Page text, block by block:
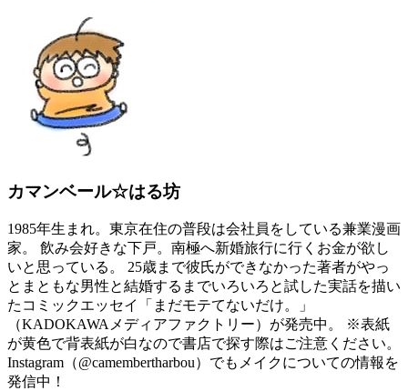
カマンベール☆はる坊
1985年生まれ。東京在住の普段は会社員をしている兼業漫画
家。 飲み会好きな下戸。南極へ新婚旅行に行くお金が欲し
いと思っている。 25歳まで彼氏ができなかった著者がやっ
とまともな男性と結婚するまでいろいろと試した実話を描い
たコミックエッセイ「まだモテてないだけ。」
（KADOKAWAメディアファクトリー）が発売中。 ※表紙
が黄色で背表紙が白なので書店で探す際はご注意ください。
Instagram（@camembertharbou）でもメイクについての情報を
発信中！